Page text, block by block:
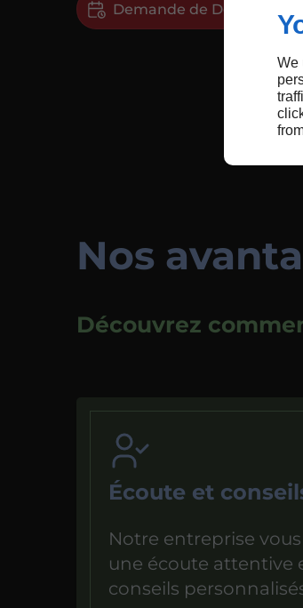
We
Demande de Devis
Nos
Découvrez
Écoute et
Notre entreprise
une écoute attentive
conseils